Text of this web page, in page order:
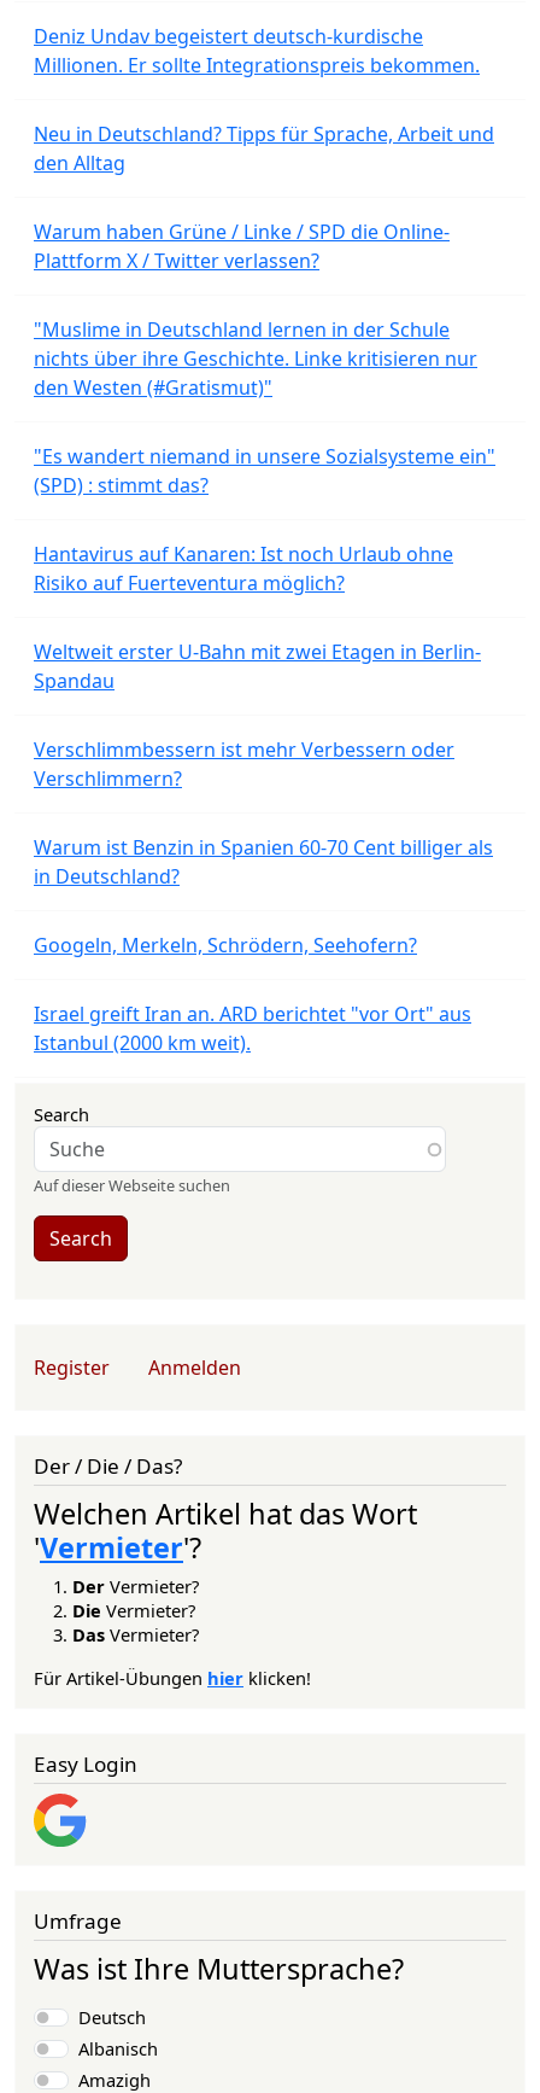
Deniz Undav begeistert deutsch-kurdische
Millionen. Er sollte Integrationspreis bekommen.
Neu in Deutschland? Tipps für Sprache, Arbeit und
den Alltag
Warum haben Grüne / Linke / SPD die Online-
Plattform X / Twitter verlassen?
"Muslime in Deutschland lernen in der Schule
nichts über ihre Geschichte. Linke kritisieren nur
den Westen (#Gratismut)"
"Es wandert niemand in unsere Sozialsysteme ein"
(SPD) : stimmt das?
Hantavirus auf Kanaren: Ist noch Urlaub ohne
Risiko auf Fuerteventura möglich?
Weltweit erster U-Bahn mit zwei Etagen in Berlin-
Spandau
Verschlimmbessern ist mehr Verbessern oder
Verschlimmern?
Warum ist Benzin in Spanien 60-70 Cent billiger als
in Deutschland?
Googeln, Merkeln, Schrödern, Seehofern?
Israel greift Iran an. ARD berichtet "vor Ort" aus
Istanbul (2000 km weit).
Search
Auf dieser Webseite suchen
Search
User account menu
Register Anmelden
Der / Die / Das?
Welchen Artikel hat das Wort
'Vermieter'?
Der Vermieter?
Die Vermieter?
Das Vermieter?
Für Artikel-Übungen hier klicken!
Easy Login
Umfrage
Was ist Ihre Muttersprache?
Auswahlmöglichkeiten
Deutsch
Albanisch
Amazigh